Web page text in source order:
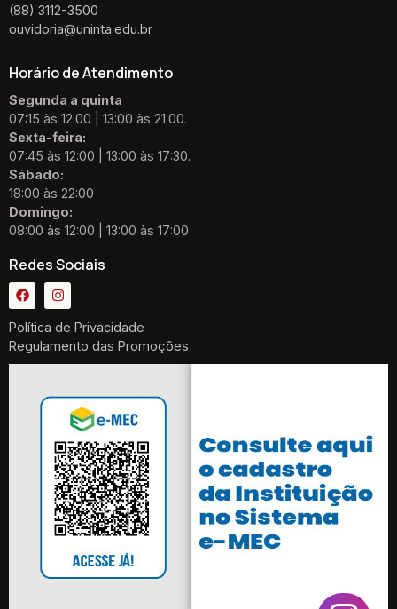
(88) 3112-3500
ouvidoria@uninta.edu.br
Horário de Atendimento
Segunda a quinta
07:15 às 12:00 | 13:00 às 21:00.
Sexta-feira:
07:45 às 12:00 | 13:00 às 17:30.
Sábado:
18:00 às 22:00
Domingo:
08:00 às 12:00 | 13:00 às 17:00
Redes Sociais
Política de Privacidade
Regulamento das Promoções